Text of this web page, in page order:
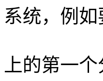
系统，例
上的第一